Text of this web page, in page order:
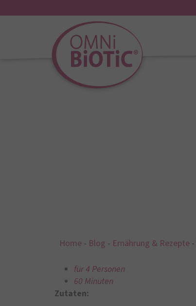
Home - Blog - Ernährung & Rezepte -
für 4 Personen
60 Minuten
Zutaten: